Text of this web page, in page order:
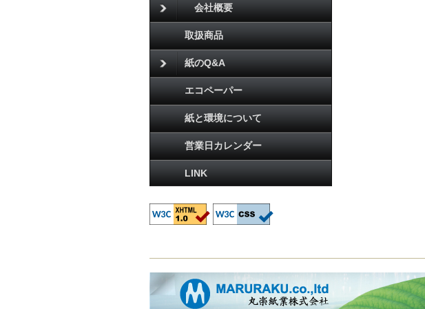
会社概要
取扱商品
紙のQ&A
エコペーパー
紙と環境について
営業日カレンダー
LINK